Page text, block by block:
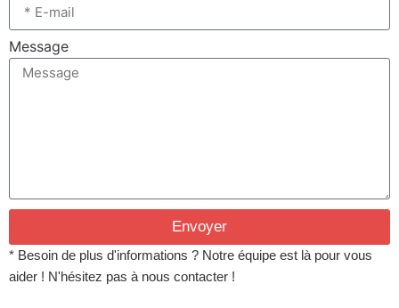
Message
Envoyer
* Besoin de plus d'informations ? Notre équipe est là pour vous
aider ! N'hésitez pas à nous contacter !